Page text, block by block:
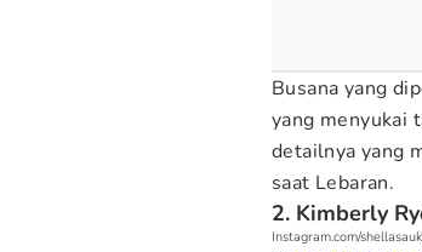
Busana yang
yang menyukai
detailnya yang
saat Lebaran.
2. Kimberly
Instagram.com/